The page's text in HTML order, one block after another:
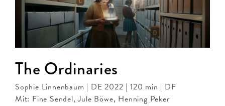
The Ordinaries
Sophie Linnenbaum | DE 2022 | 120 min | DF
Mit: Fine Sendel, Jule Böwe, Henning Peker